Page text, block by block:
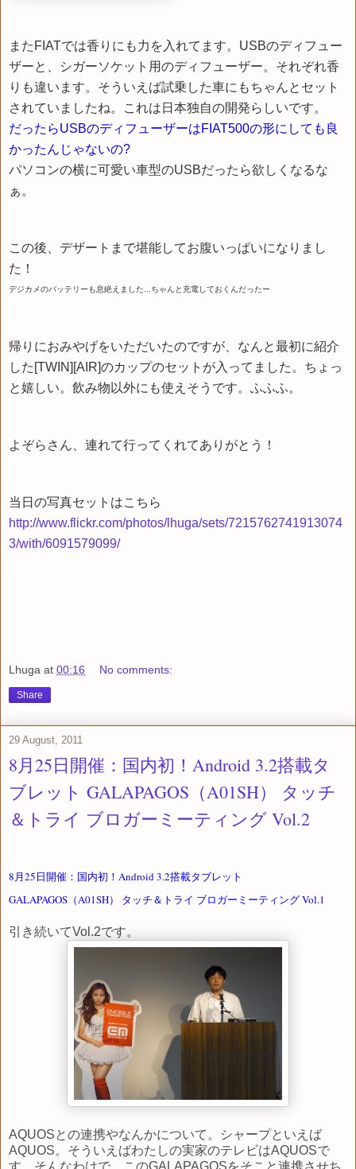
またFIATでは香りにも力を入れてます。USBのディフュー
ザーと、シガーソケット用のディフューザー。それぞれ香
りも違います。そういえば試乗した車にもちゃんとセット
されていましたね。これは日本独自の開発らしいです。
だったらUSBのディフューザーはFIAT500の形にしても良
かったんじゃないの?
パソコンの横に可愛い車型のUSBだったら欲しくなるな
ぁ。
この後、デザートまで堪能してお腹いっぱいになりまし
た！
デジカメのバッテリーも息絶えました...ちゃんと充電しておくんだったー
帰りにおみやげをいただいたのですが、なんと最初に紹介
した[TWIN][AIR]のカップのセットが入ってました。ちょっ
と嬉しい。飲み物以外にも使えそうです。ふふふ。
よぞらさん、連れて行ってくれてありがとう！
当日の写真セットはこちら
http://www.flickr.com/photos/lhuga/sets/7215762741913074
3/with/6091579099/
Lhuga at 00:16 No comments:
Share
29 August, 2011
8月25日開催：国内初！Android 3.2搭載タ
ブレット GALAPAGOS（A01SH） タッチ
＆トライ ブロガーミーティング Vol.2
8月25日開催：国内初！Android 3.2搭載タブレット
GALAPAGOS（A01SH） タッチ＆トライ ブロガーミーティング Vol.1
引き続いてVol.2です。
AQUOSとの連携やなんかについて。シャープといえば
AQUOS。そういえばわたしの実家のテレビはAQUOSで
す。そんなわけで、このGALAPAGOSをそこと連携させち